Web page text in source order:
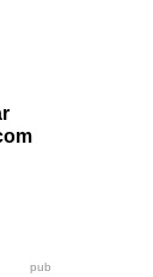
pub